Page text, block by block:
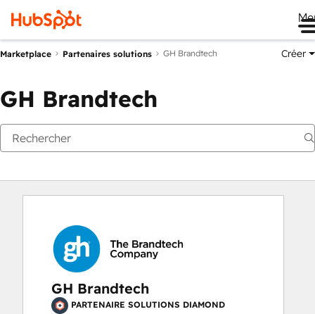
Marketplace Partenaires solutions GH Brandtech Créer
GH Brandtech
GH Brandtech
PARTENAIRE SOLUTIONS DIAMOND